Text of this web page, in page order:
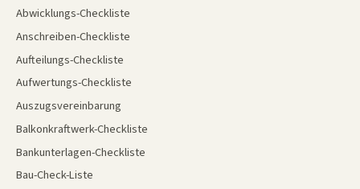
Abwicklungs-Checkliste
Anschreiben-Checkliste
Aufteilungs-Checkliste
Aufwertungs-Checkliste
Auszugsvereinbarung
Balkonkraftwerk-Checkliste
Bankunterlagen-Checkliste
Bau-Check-Liste